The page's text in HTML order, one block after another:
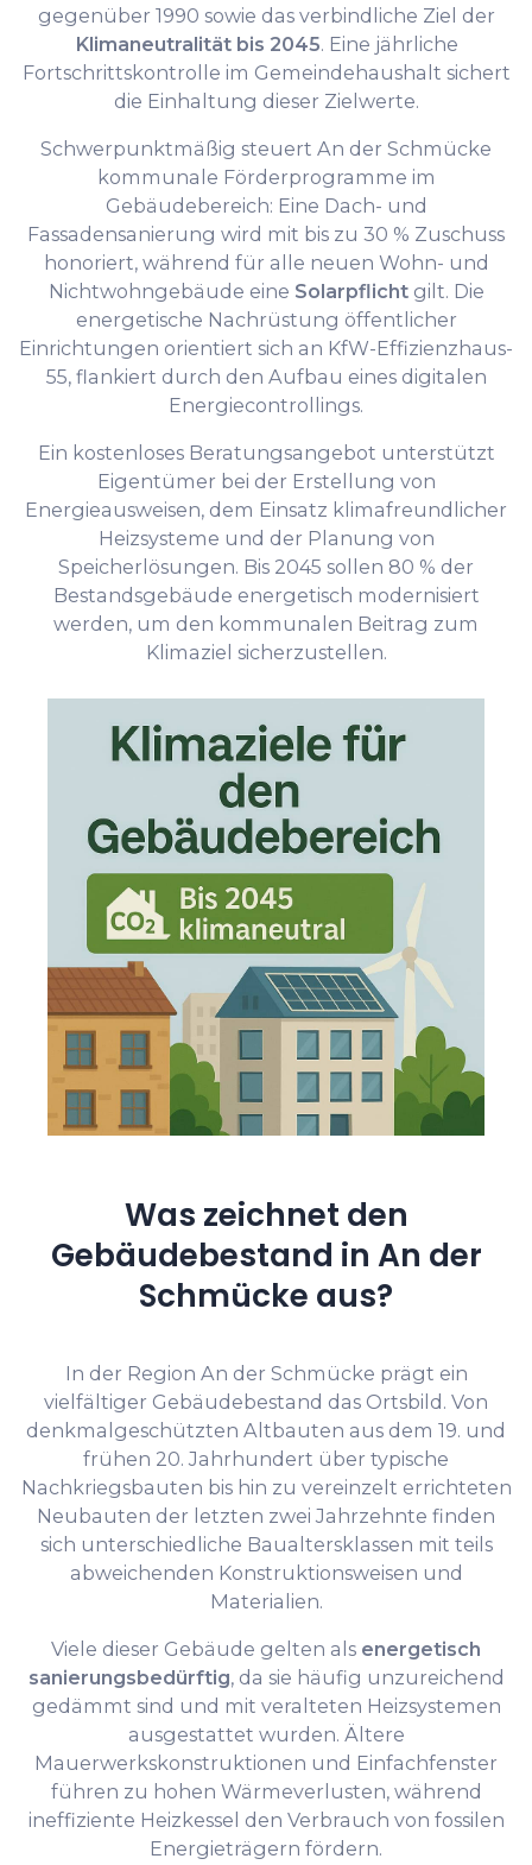
gegenüber 1990 sowie das verbindliche Ziel der
Klimaneutralität bis 2045. Eine jährliche
Fortschrittskontrolle im Gemeindehaushalt sichert
die Einhaltung dieser Zielwerte.
Schwerpunktmäßig steuert An der Schmücke
kommunale Förderprogramme im
Gebäudebereich: Eine Dach- und
Fassadensanierung wird mit bis zu 30 % Zuschuss
honoriert, während für alle neuen Wohn- und
Nichtwohngebäude eine Solarpflichtgilt. Die
energetische Nachrüstung öffentlicher
Einrichtungen orientiert sich an KfW-Effizienzhaus-
55, flankiert durch den Aufbau eines digitalen
Energiecontrollings.
Ein kostenloses Beratungsangebot unterstützt
Eigentümer bei der Erstellung von
Energieausweisen, dem Einsatz klimafreundlicher
Heizsysteme und der Planung von
Speicherlösungen. Bis 2045 sollen 80 % der
Bestandsgebäude energetisch modernisiert
werden, um den kommunalen Beitrag zum
Klimaziel sicherzustellen.
Was zeichnet den
Gebäudebestand in An der
Schmücke aus?
In der Region An der Schmücke prägt ein
vielfältiger Gebäudebestand das Ortsbild. Von
denkmalgeschützten Altbauten aus dem 19. und
frühen 20. Jahrhundert über typische
Nachkriegsbauten bis hin zu vereinzelt errichteten
Neubauten der letzten zwei Jahrzehnte finden
sich unterschiedliche Baualtersklassen mit teils
abweichenden Konstruktionsweisen und
Materialien.
Viele dieser Gebäude gelten als energetisch
sanierungsbedürftig, da sie häufig unzureichend
gedämmt sind und mit veralteten Heizsystemen
ausgestattet wurden. Ältere
Mauerwerkskonstruktionen und Einfachfenster
führen zu hohen Wärmeverlusten, während
ineffiziente Heizkessel den Verbrauch von fossilen
Energieträgern fördern.